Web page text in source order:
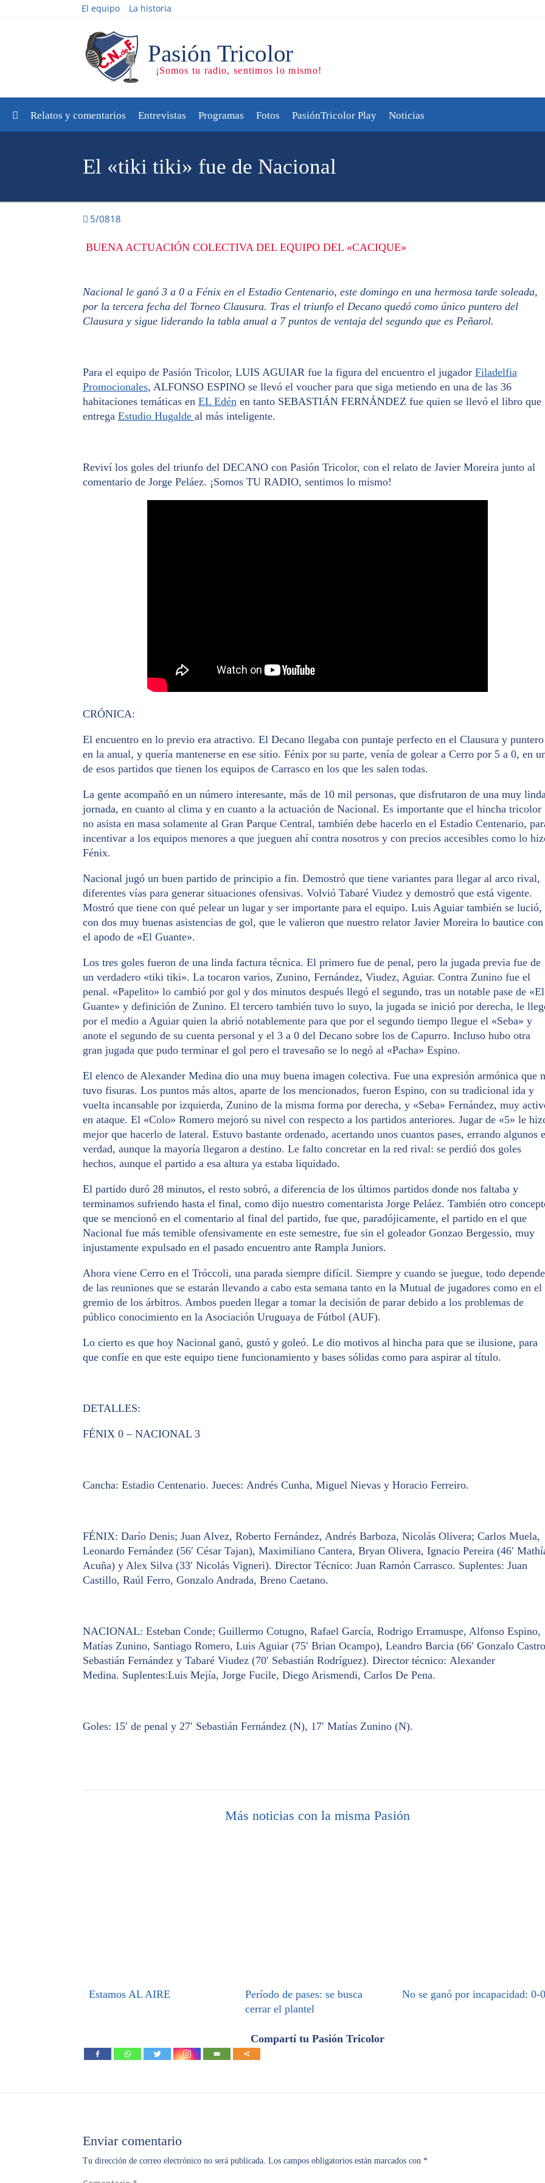
El equipo La historia
Relatos y comentarios Entrevistas Programas Fotos PasiónTricolor Play Noticias
El «tiki tiki» fue de Nacional
5/0818
BUENA ACTUACIÓN COLECTIVA DEL EQUIPO DEL «CACIQUE»
Nacional le ganó 3 a 0 a Fénix en el Estadio Centenario, este domingo en una hermosa tarde soleada,
por la tercera fecha del Torneo Clausura. Tras el triunfo el Decano quedó como único puntero del
Clausura y sigue liderando la tabla anual a 7 puntos de ventaja del segundo que es Peñarol.
Para el equipo de Pasión Tricolor, LUIS AGUIARfue la figura del encuentro el jugador Filadelfia
Promocionales, ALFONSO ESPINO se llevó el voucher para que siga metiendo en una de las 36
habitaciones temáticas en EL Edén en tanto SEBASTIÁN FERNÁNDEZ fue quien se llevó el libro que
entrega Estudio Hugalde al más inteligente.
Reviví los goles del triunfo del DECANO con Pasión Tricolor, con el relato de Javier Moreirajunto al
comentario de Jorge Peláez. ¡Somos TU RADIO, sentimos lo mismo!
CRÓNICA:
El encuentro en lo previo era atractivo. El Decano llegaba con puntaje perfecto en el Clausura y puntero
en la anual, y quería mantenerse en ese sitio. Fénix por su parte, venía de golear a Cerro por 5 a 0, en
de esos partidos que tienen los equipos de Carrasco en los que les salen todas.
La gente acompañó en un número interesante, más de 10 mil personas, que disfrutaron de una muy
jornada, en cuanto al clima y en cuanto a la actuación de Nacional. Es importante que el hincha tricolor
no asista en masa solamente al Gran Parque Central, también debe hacerlo en el Estadio Centenario,
incentivar a los equipos menores a que jueguen ahí contra nosotros y con precios accesibles como lo
Fénix.
Nacional jugó un buen partido de principio a fin. Demostró que tiene variantes para llegar al arco rival,
diferentes vías para generar situaciones ofensivas. Volvió Tabaré Viudez y demostró que está vigente.
Mostró que tiene con qué pelear un lugar y ser importante para el equipo. Luis Aguiar también se lució,
con dos muy buenas asistencias de gol, que le valieron que nuestro relator Javier Moreira lo bautice con
el apodo de «El Guante».
Los tres goles fueron de una linda factura técnica. El primero fue de penal, pero la jugada previa fue de
un verdadero «tiki tiki». La tocaron varios, Zunino, Fernández, Viudez, Aguiar. Contra Zunino fue el
penal. «Papelito» lo cambió por gol y dos minutos después llegó el segundo, tras un notable pase de «El
Guante» y definición de Zunino. El tercero también tuvo lo suyo, la jugada se inició por derecha, le
por el medio a Aguiar quien la abrió notablemente para que por el segundo tiempo llegue el «Seba» y
anote el segundo de su cuenta personal y el 3 a 0 del Decano sobre los de Capurro. Incluso hubo otra
gran jugada que pudo terminar el gol pero el travesaño se lo negó al «Pacha» Espino.
El elenco de Alexander Medina dio una muy buena imagen colectiva. Fue una expresión armónica que
tuvo fisuras. Los puntos más altos, aparte de los mencionados, fueron Espino, con su tradicional ida y
vuelta incansable por izquierda, Zunino de la misma forma por derecha, y «Seba» Fernández, muy
en ataque. El «Colo» Romero mejoró su nivel con respecto a los partidos anteriores. Jugar de «5» le
mejor que hacerlo de lateral. Estuvo bastante ordenado, acertando unos cuantos pases, errando algunos
verdad, aunque la mayoría llegaron a destino. Le falto concretar en la red rival: se perdió dos goles
hechos, aunque el partido a esa altura ya estaba liquidado.
El partido duró 28 minutos, el resto sobró, a diferencia de los últimos partidos donde nos faltaba y
terminamos sufriendo hasta el final, como dijo nuestro comentarista Jorge Peláez. También otro
que se mencionó en el comentario al final del partido, fue que, paradójicamente, el partido en el que
Nacional fue más temible ofensivamente en este semestre, fue sin el goleador Gonzao Bergessio, muy
injustamente expulsado en el pasado encuentro ante Rampla Juniors.
Ahora viene Cerro en el Tróccoli, una parada siempre difícil. Siempre y cuando se juegue, todo depende
de las reuniones que se estarán llevando a cabo esta semana tanto en la Mutual de jugadores como en el
gremio de los árbitros. Ambos pueden llegar a tomar la decisión de parar debido a los problemas de
público conocimiento en la Asociación Uruguaya de Fútbol (AUF).
Lo cierto es que hoy Nacional ganó, gustó y goleó. Le dio motivos al hincha para que se ilusione, para
que confíe en que este equipo tiene funcionamiento y bases sólidas como para aspirar al título.
DETALLES:
FÉNIX 0 – NACIONAL 3
Cancha: Estadio Centenario. Jueces: Andrés Cunha, Miguel Nievas y Horacio Ferreiro.
FÉNIX: Darío Denis; Juan Alvez, Roberto Fernández, Andrés Barboza, Nicolás Olivera; Carlos Muela,
Leonardo Fernández (56′ César Tajan), Maximiliano Cantera, Bryan Olivera, Ignacio Pereira (46′
Acuña) y Alex Silva (33′ Nicolás Vigneri). Director Técnico: Juan Ramón Carrasco. Suplentes: Juan
Castillo, Raúl Ferro, Gonzalo Andrada, Breno Caetano.
NACIONAL: Esteban Conde; Guillermo Cotugno, Rafael García, Rodrigo Erramuspe, Alfonso Espino,
Matías Zunino, Santiago Romero, Luis Aguiar (75′ Brian Ocampo), Leandro Barcia (66′ Gonzalo
Sebastián Fernández y Tabaré Viudez (70′ Sebastián Rodríguez). Director técnico: Alexander
Medina. Suplentes:Luis Mejía, Jorge Fucile, Diego Arismendi, Carlos De Pena.
Goles: 15′ de penal y 27′ Sebastián Fernández (N), 17′ Matías Zunino (N).
Más noticias con la misma Pasión
Estamos AL AIRE
Período de pases: se busca
cerrar el plantel
No se ganó por incapacidad: 0-0
Compartí tu Pasión Tricolor
Enviar comentario
Tu dirección de correo electrónico no será publicada. Los campos obligatorios están marcados con *